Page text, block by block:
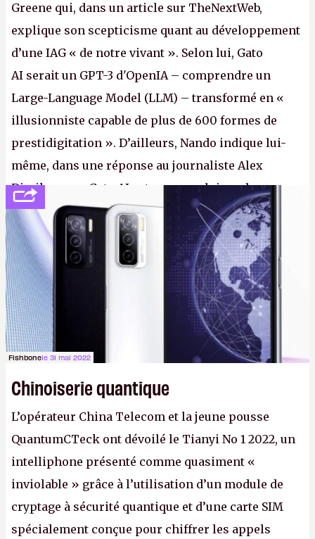
Greene qui, dans un article sur TheNextWeb,
explique son scepticisme quant au développement
d’une IAG « de notre vivant ». Selon lui, Gato
AI serait un GPT-3 d'OpenIA – comprendre un
Large-Language Model (LLM) – transformé en «
illusionniste capable de plus de 600 formes de
prestidigitation ». D’ailleurs, Nando indique lui-
même, dans une réponse au journaliste Alex
Dimikas, que Gato AI est « encore loin » de
prétendre réussir le célèbre test de Turing. (Crédit
photo : Pexels - Arthur Brognoli)
Fishbonele 31 mai 2022
Chinoiserie quantique
L’opérateur China Telecom et la jeune pousse
QuantumCTeck ont dévoilé le Tianyi No 1 2022, un
intelliphone présenté comme quasiment «
inviolable » grâce à l’utilisation d’un module de
cryptage à sécurité quantique et d’une carte SIM
spécialement conçue pour chiffrer les appels